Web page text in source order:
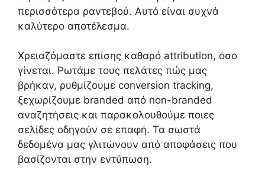
περισσότερα ραντεβού. Αυτό είναι συχνά
καλύτερο αποτέλεσμα.
Χρειαζόμαστε επίσης καθαρό attribution, όσο
γίνεται. Ρωτάμε τους πελάτες πώς μας
βρήκαν, ρυθμίζουμε conversion tracking,
ξεχωρίζουμε branded από non-branded
αναζητήσεις και παρακολουθούμε ποιες
σελίδες οδηγούν σε επαφή. Τα σωστά
δεδομένα μας γλιτώνουν από αποφάσεις που
βασίζονται στην εντύπωση.